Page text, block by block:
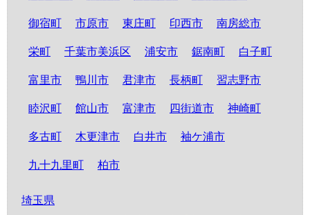
御宿町 市原市 東庄町 印西市 南房総市
栄町 千葉市美浜区 浦安市 鋸南町 白子町
富里市 鴨川市 君津市 長柄町 習志野市
睦沢町 館山市 富津市 四街道市 神崎町
多古町 木更津市 白井市 袖ケ浦市
九十九里町 柏市
埼玉県